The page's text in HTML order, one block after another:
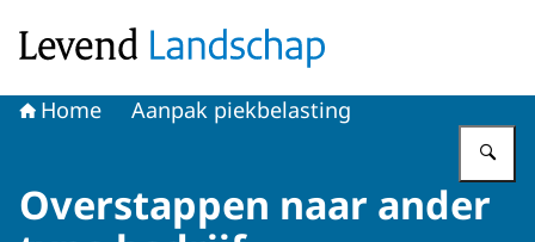
Home Aanpak piekbelasting
Overstappen naar ander